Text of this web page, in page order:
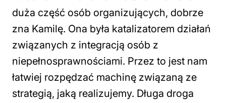
duża część osób organizujących, dobrze
zna Kamilę. Ona była katalizatorem działań
związanych z integracją osób z
niepełnosprawnościami. Przez to jest nam
łatwiej rozpędzać machinę związaną ze
strategią, jaką realizujemy. Długa droga